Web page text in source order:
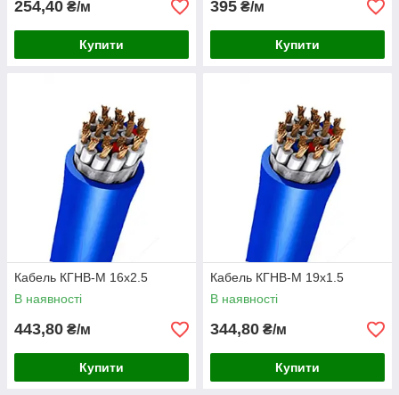
254,40 ₴/м
Купити
395 ₴/м
Купити
Кабель КГНВ-М 16х2.5
В наявності
443,80 ₴/м
Купити
Кабель КГНВ-М 19х1.5
В наявності
344,80 ₴/м
Купити